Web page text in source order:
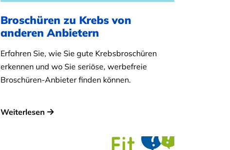
Broschüren zu Krebs von
anderen Anbietern
Erfahren Sie, wie Sie gute Krebsbroschüren
erkennen und wo Sie seriöse, werbefreie
Broschüren-Anbieter finden können.
Weiterlesen